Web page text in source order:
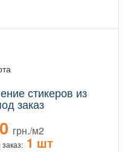
стикеров из
заказ
грн./м2
1 шт